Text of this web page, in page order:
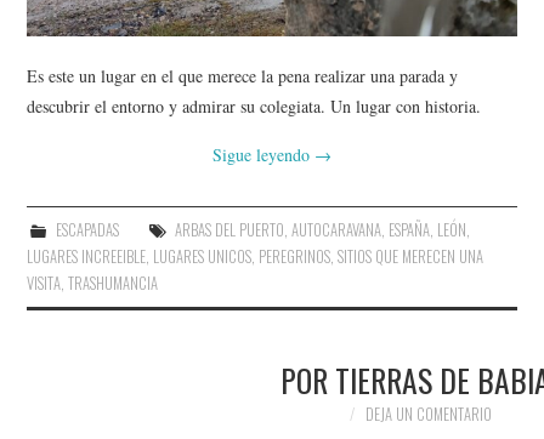
CONTACTO
Es este un lugar en el que merece la pena realizar una parada y
descubrir el entorno y admirar su colegiata. Un lugar con historia.
Sigue leyendo →
ESCAPADAS ARBAS DEL PUERTO, AUTOCARAVANA, ESPAÑA, LEÓN,
LUGARES INCREEIBLE, LUGARES UNICOS, PEREGRINOS,SITIOS QUE MERECEN UNA
VISITA,TRASHUMANCIA
POR TIERRAS DE
DEJA UN COMENTARIO